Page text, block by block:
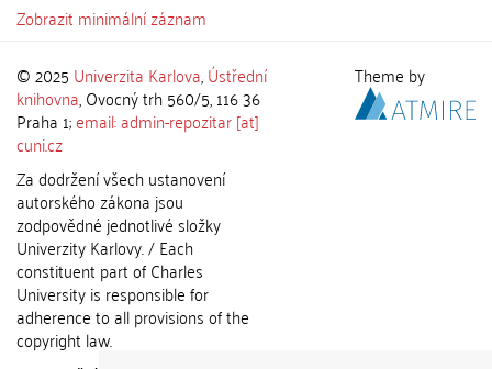
Zobrazit minimální záznam
© 2025 Univerzita Karlova,Ústřední
knihovna, Ovocný trh 560/5, 116 36
Praha 1;email: admin-repozitar [at]
cuni.cz
Za dodržení všech ustanovení
autorského zákona jsou
zodpovědné jednotlivé složky
Univerzity Karlovy. / Each
constituent part of Charles
University is responsible for
adherence to all provisions of the
copyright law.
Theme by